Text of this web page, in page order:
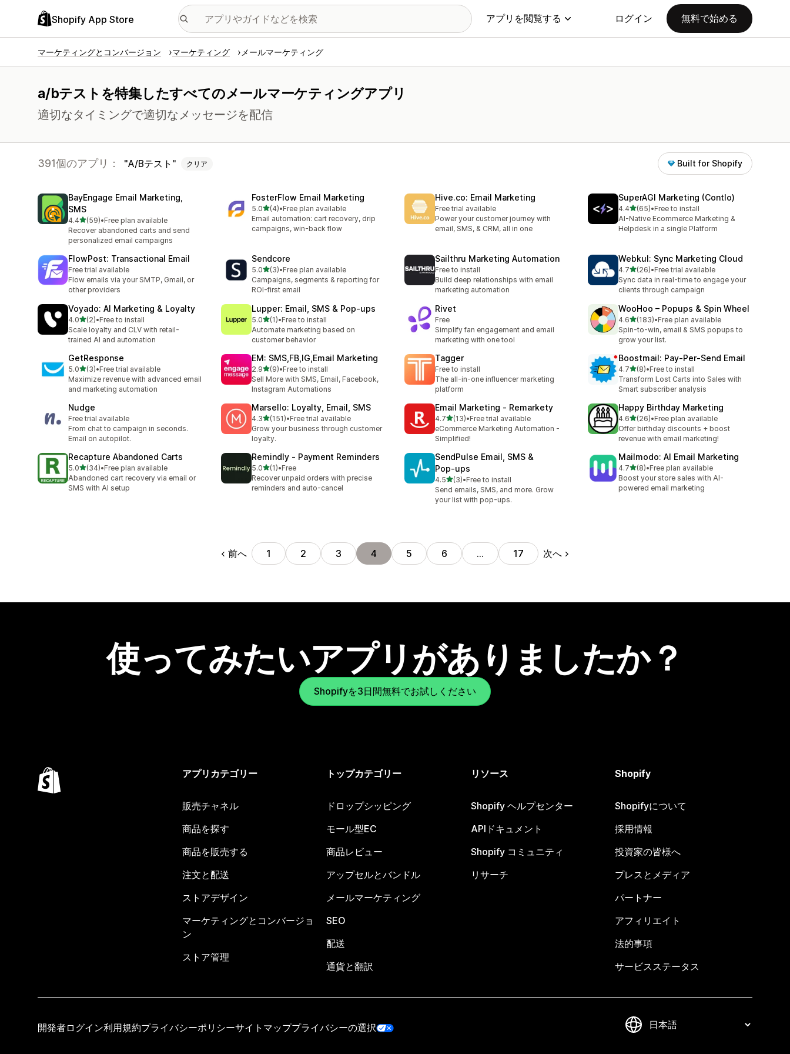
Shopify App Store アプリを閲覧する ログイン 無料で始める
マーケティングとコンバージョン マーケティング メールマーケティング
a/bテストを特集したすべてのメールマーケティングアプリ
適切なタイミングで適切なメッセージを配信
391個のアプリ： A/Bテスト クリア Built for Shopify
BayEngage Email Marketing,
SMS
4.45つ星中
(59)
合計レビュー数：59件
•Free plan available
Recover abandoned carts and send
personalized email campaigns
FosterFlow Email Marketing
5.05つ星中
(4)
合計レビュー数：4件
•Free plan available
Email automation: cart recovery, drip
campaigns, win-back flow
Hive.co: Email Marketing
Free trial available
Power your customer journey with
email, SMS, & CRM, all in one
SuperAGI Marketing (Contlo)
4.45つ星中
(65)
合計レビュー数：65件
•Free to install
AI-Native Ecommerce Marketing &
Helpdesk in a single Platform
FlowPost: Transactional Email
Free trial available
Flow emails via your SMTP, Gmail, or
other providers
Sendcore
5.05つ星中
(3)
合計レビュー数：3件
•Free plan available
Campaigns, segments & reporting for
ROI-first email
Sailthru Marketing Automation
Free to install
Build deep relationships with email
marketing automation
Webkul: Sync Marketing Cloud
4.75つ星中
(26)
合計レビュー数：26件
•Free trial available
Sync data in real-time to engage your
clients through campaign
Voyado: AI Marketing & Loyalty
4.05つ星中
(2)
合計レビュー数：2件
•Free to install
Scale loyalty and CLV with retail-
trained AI and automation
Lupper: Email, SMS & Pop‑ups
5.05つ星中
(1)
合計レビュー数：1件
•Free to install
Automate marketing based on
customer behavior
Rivet
Free
Simplify fan engagement and email
marketing with one tool
WooHoo – Popups & Spin Wheel
4.65つ星中
(183)
合計レビュー数：183件
•Free plan available
Spin-to-win, email & SMS popups to
grow your list.
GetResponse
5.05つ星中
(3)
合計レビュー数：3件
•Free trial available
Maximize revenue with advanced email
and marketing automation
EM: SMS,FB,IG,Email Marketing
2.95つ星中
(9)
合計レビュー数：9件
•Free to install
Sell More with SMS, Email, Facebook,
Instagram Automations
Tagger
Free to install
The all-in-one influencer marketing
platform
Boostmail: Pay‑Per‑Send Email
4.75つ星中
(8)
合計レビュー数：8件
•Free to install
Transform Lost Carts into Sales with
Smart subscriber analysis
Nudge
Free trial available
From chat to campaign in seconds.
Email on autopilot.
Marsello: Loyalty, Email, SMS
4.35つ星中
(151)
合計レビュー数：151件
•Free trial available
Grow your business through customer
loyalty.
Email Marketing ‑ Remarkety
4.75つ星中
(13)
合計レビュー数：13件
•Free trial available
eCommerce Marketing Automation -
Simplified!
Happy Birthday Marketing
4.65つ星中
(26)
合計レビュー数：26件
•Free plan available
Offer birthday discounts + boost
revenue with email marketing!
Recapture Abandoned Carts
5.05つ星中
(34)
合計レビュー数：34件
•Free plan available
Abandoned cart recovery via email or
SMS with AI setup
Remindly ‑ Payment Reminders
5.05つ星中
(1)
合計レビュー数：1件
•Free
Recover unpaid orders with precise
reminders and auto-cancel
SendPulse Email, SMS &
Pop‑ups
4.55つ星中
(3)
合計レビュー数：3件
•Free to install
Send emails, SMS, and more. Grow
your list with pop-ups.
Mailmodo: AI Email Marketing
4.75つ星中
(8)
合計レビュー数：8件
•Free plan available
Boost your store sales with AI-
powered email marketing
前へ 1 2 3 4 5 6 … 17 次へ
使ってみたいアプリがありましたか？
Shopifyを3日間無料でお試しください
アプリカテゴリー
販売チャネル
商品を探す
商品を販売する
注文と配送
ストアデザイン
マーケティングとコンバージョ
ン
ストア管理
トップカテゴリー
ドロップシッピング
モール型EC
商品レビュー
アップセルとバンドル
メールマーケティング
SEO
配送
通貨と翻訳
リソース
Shopify ヘルプセンター
APIドキュメント
Shopify コミュニティ
リサーチ
Shopify
Shopifyについて
採用情報
投資家の皆様へ
プレスとメディア
パートナー
アフィリエイト
法的事項
サービスステータス
開発者ログイン利用規約プライバシーポリシーサイトマッププライバシーの選択